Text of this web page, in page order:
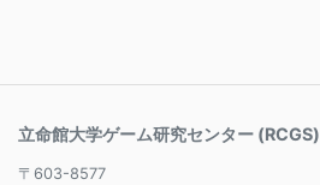
立命館大学ゲーム研究センター (RCGS)
〒603-8577